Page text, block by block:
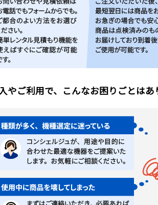
やご利用で、こんなお困りごとはあ